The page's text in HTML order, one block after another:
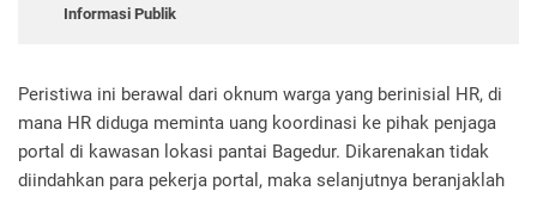
Informasi Publik
Peristiwa ini berawal dari oknum warga yang berinisial HR, di
mana HR diduga meminta uang koordinasi ke pihak penjaga
portal di kawasan lokasi pantai Bagedur. Dikarenakan tidak
diindahkan para pekerja portal, maka selanjutnya beranjaklah